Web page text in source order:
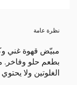
نظرة عامة
مبيّض قهوة غني
بطعم حلو وفاخر.
الغلوتين ولا